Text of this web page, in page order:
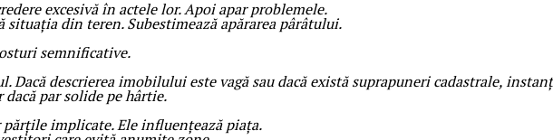
excesivă în actele lor. Apoi apar problemele.
situația din teren. Subestimează apărarea pârâtului.
semnificative.
Dacă descrierea imobilului este vagă sau dacă există suprapuneri cadastrale,
par solide pe hârtie.
implicate. Ele influențează piața.